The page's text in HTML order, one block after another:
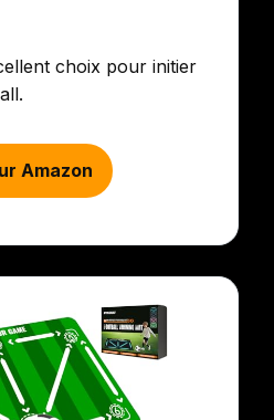
choix pour initier
Amazon